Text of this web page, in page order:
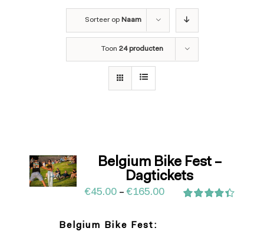
Sorteer op Naam
Toon 24 producten
Belgium Bike Fest –
Dagtickets
€45.00–€165.00
Belgium Bike Fest: